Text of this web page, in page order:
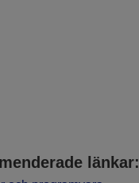
länkar: